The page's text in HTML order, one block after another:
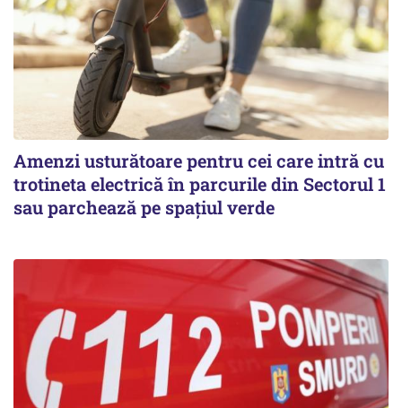
Amenzi usturătoare pentru cei care intră cu
trotineta electrică în parcurile din Sectorul 1
sau parchează pe spațiul verde